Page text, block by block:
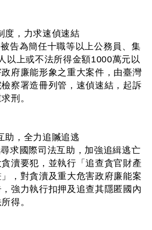
度，力求速偵速結
告為簡任十職等以上公務員、集
以上或不法所得金額1000萬元以
府廉能形象之重大案件，由臺灣
察署造冊列管，速偵速結，起訴
刑。
助，全力追贓追逃
求國際司法互助，加強追緝逃亡
貪瀆要犯，並執行「追查貪官財產
，對貪瀆及重大危害政府廉能案
強力執行扣押及追查其隱匿國內
得。